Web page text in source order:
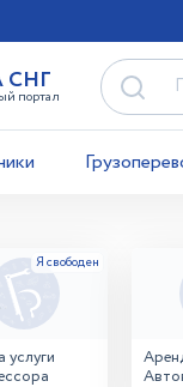
СНГ
портал
услуги